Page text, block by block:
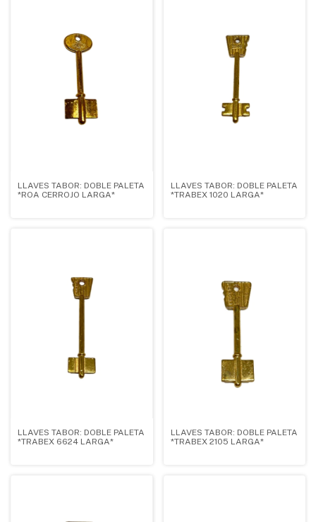
LLAVES TABOR: DOBLE PALETA
*ROA CERROJO LARGA*
LLAVES TABOR: DOBLE PALETA
*TRABEX 1020 LARGA*
LLAVES TABOR: DOBLE PALETA
*TRABEX 6624 LARGA*
LLAVES TABOR: DOBLE PALETA
*TRABEX 2105 LARGA*